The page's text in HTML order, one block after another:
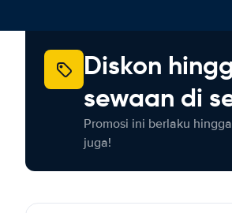
Diskon
sewaan di
Promosi ini berlaku
juga!